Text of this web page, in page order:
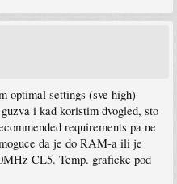
optimal settings (sve high)
i kad koristim dvogled, sto
requirements pa ne
da je do RAM-a ili je
CL5. Temp. graficke pod